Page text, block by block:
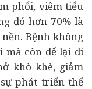
phổi, viêm tiểu
đó hơn 70% là
Bệnh không
mà còn để lại di
khò khè, giảm
phát triển thể